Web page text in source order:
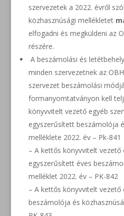
szervezetek a 2022. évről
közhasznúsági mellékletet
elfogadni és megküldeni az
részére.
A beszámolási és
minden szervezetnek az
szervezet beszámolási
formanyomtatványon kell
könyvvitelt vezető egyéb
egyszerűsített beszámolója
melléklete 2022. év – Pk-841
– A kettős könyvvitelt vezető
egyszerűsített éves
melléklet 2022. év – PK-842
– A kettős könyvvitelt vezető
beszámolója és